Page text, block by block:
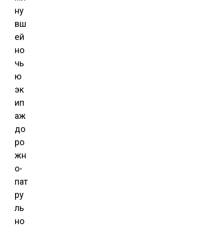
ну
вш
ей
но
чь
ю
эк
ип
аж
до
ро
жн
о-
пат
ру
ль
но